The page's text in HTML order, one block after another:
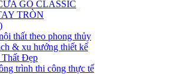
GỖ CLASSIC
TRÒN
thất theo phong thủy
& xu hướng thiết kế
Đẹp
trình thi công thực tế